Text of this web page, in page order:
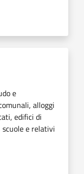
e
alloggi
edifici di
e relativi